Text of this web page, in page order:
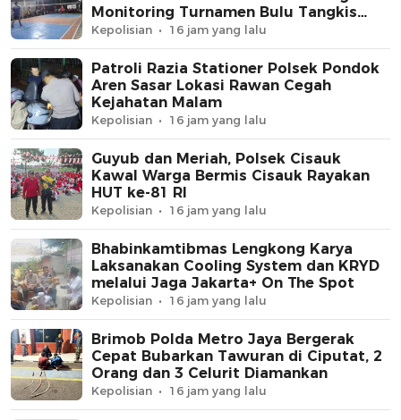
Monitoring Turnamen Bulu Tangkis
Warga
Kepolisian 16 jam yang lalu
Patroli Razia Stationer Polsek Pondok
Aren Sasar Lokasi Rawan Cegah
Kejahatan Malam
Kepolisian 16 jam yang lalu
Guyub dan Meriah, Polsek Cisauk
Kawal Warga Bermis Cisauk Rayakan
HUT ke-81 RI
Kepolisian 16 jam yang lalu
Bhabinkamtibmas Lengkong Karya
Laksanakan Cooling System dan KRYD
melalui Jaga Jakarta+ On The Spot
Kepolisian 16 jam yang lalu
Brimob Polda Metro Jaya Bergerak
Cepat Bubarkan Tawuran di Ciputat, 2
Orang dan 3 Celurit Diamankan
Kepolisian 16 jam yang lalu